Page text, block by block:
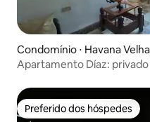
Condomínio ⋅ Havana Velha
Apartamento Díaz: privado
Preferido dos hóspedes
Preferido dos hóspedes